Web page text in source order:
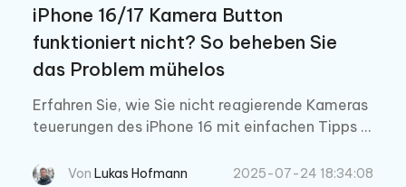
iPhone 16/17 Kamera Button
funktioniert nicht? So beheben Sie
das Problem mühelos
Erfahren Sie, wie Sie nicht reagierende Kameras
teuerungen des iPhone 16 mit einfachen Tipps z
s Geräts bis zur Verwendung von Tenorshare Rei
Von Lukas Hofmann 2025-07-24 18:34:08